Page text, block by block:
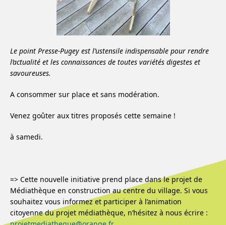
Le point Presse-Pugey est l’ustensile indispensable pour rendre
l’actualité et les connaissances de toutes variétés digestes et
savoureuses.
A consommer sur place et sans modération.
Venez goûter aux titres proposés cette semaine !
à samedi.
=> Cette nouvelle initiative prend place dans le projet de
Médiathèque en construction au centre du village. Si vous
souhaitez vous informez et participer à l’animation
citoyenne du projet médiathèque, n’hésitez à nous écrire :